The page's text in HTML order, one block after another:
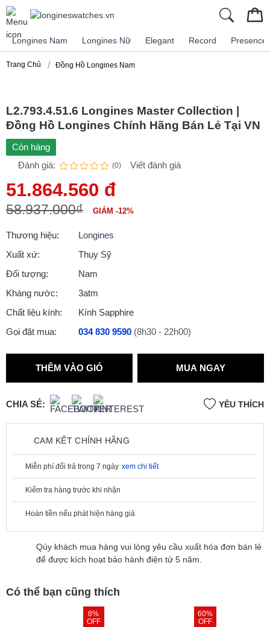
Longines Nam Longines Nữ Elegant Record Presence
Trang Chủ Đồng Hồ Longines Nam
L2.793.4.51.6 Longines Master Collection |
Đồng Hồ Longines Chính Hãng Bán Lẻ Tại VN
Còn hàng
Đánh giá:
(0) Viết đánh giá
51.864.560 đ
58.937.000₫ GIẢM -12%
Thương hiệu:
Longines
Xuất xứ:
Thụy Sỹ
Đối tượng:
Nam
Kháng nước:
3atm
Chất liệu kính:
Kính Sapphire
Gọi đặt mua:
034 830 9590 (8h30 - 22h00)
THÊM VÀO GIỎ MUA NGAY
CHIA SẺ: YÊU THÍCH
CAM KẾT CHÍNH HÃNG
Miễn phí đổi trả trong 7 ngày xem chi tiết
Kiểm tra hàng trước khi nhận
Hoàn tiền nếu phát hiện hàng giả
Qúy khách mua hàng vui lòng yêu cầu xuất hóa đơn bán lẻ
để được kích hoạt bảo hành điện tử 5 năm.
Có thể bạn cũng thích
8%
OFF
60%
OFF